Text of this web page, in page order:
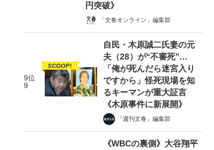
円突破》
「文春オンライン」編集部
9位
9
SCOOP!
自民・木原誠二氏妻の元
夫（28）が“不審死”…
「俺が死んだら迷宮入り
ですから」怪死現場を知
るキーマンが重大証言
《木原事件に新展開》
「週刊文春」編集部
《WBCの裏側》大谷翔平